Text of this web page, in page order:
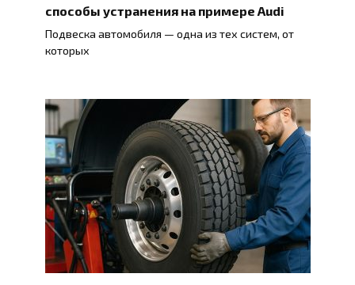
способы устранения на примере Audi
Подвеска автомобиля — одна из тех систем, от
которых